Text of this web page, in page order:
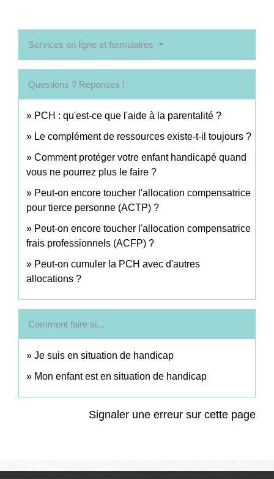
Services en ligne et formulaires
Questions ? Réponses !
PCH : qu'est-ce que l'aide à la parentalité ?
Le complément de ressources existe-t-il toujours ?
Comment protéger votre enfant handicapé quand
vous ne pourrez plus le faire ?
Peut-on encore toucher l'allocation compensatrice
pour tierce personne (ACTP) ?
Peut-on encore toucher l'allocation compensatrice
frais professionnels (ACFP) ?
Peut-on cumuler la PCH avec d'autres
allocations ?
Comment faire si...
Je suis en situation de handicap
Mon enfant est en situation de handicap
Signaler une erreur sur cette page